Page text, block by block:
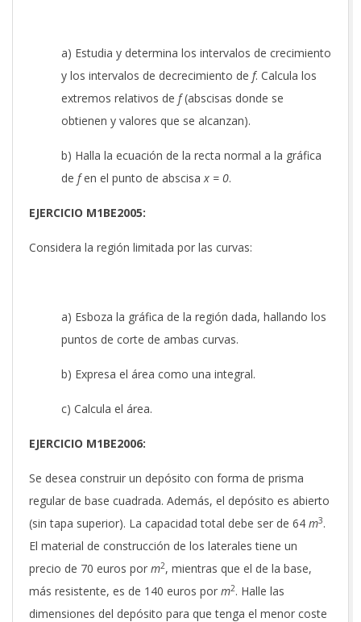
a) Estudia y determina los intervalos de crecimiento
y los intervalos de decrecimiento de f. Calcula los
extremos relativos de f(abscisas donde se
obtienen y valores que se alcanzan).
b) Halla la ecuación de la recta normal a la gráfica
de fen el punto de abscisax = 0.
EJERCICIO M1BE2005:
Considera la región limitada por las curvas:
a) Esboza la gráfica de la región dada, hallando los
puntos de corte de ambas curvas.
b) Expresa el área como una integral.
c) Calcula el área.
EJERCICIO M1BE2006:
Se desea construir un depósito con forma de prisma
regular de base cuadrada. Además, el depósito es abierto
(sin tapa superior). La capacidad total debe ser de 64 m3.
El material de construcción de los laterales tiene un
precio de 70 euros por m2, mientras que el de la base,
más resistente, es de 140 euros por m2. Halle las
dimensiones del depósito para que tenga el menor coste